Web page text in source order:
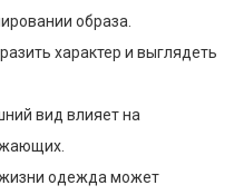
образа.
характер и выглядеть
вид влияет на
одежда может